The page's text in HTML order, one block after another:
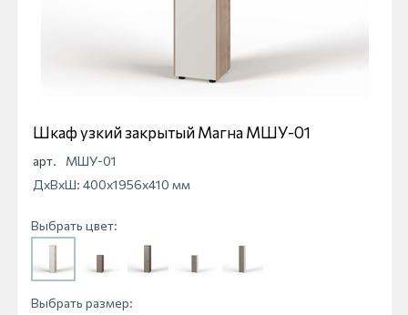
Шкаф узкий закрытый Магна МШУ-01
арт.
МШУ-01
ДхВхШ: 400x1956x410 мм
Выбрать цвет:
Выбрать размер: